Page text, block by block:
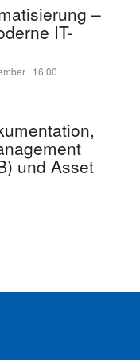
–
IT-
| 16:00
und Asset